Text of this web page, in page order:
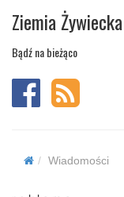
Ziemia Żywiecka
Bądź na bieżąco
Wiadomości